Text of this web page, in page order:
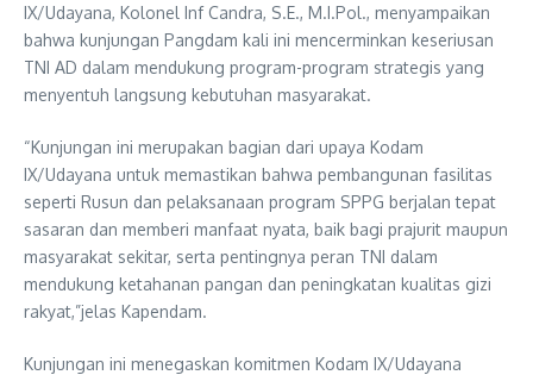
IX/Udayana, Kolonel Inf Candra, S.E., M.I.Pol., menyampaikan
bahwa kunjungan Pangdam kali ini mencerminkan keseriusan
TNI AD dalam mendukung program-program strategis yang
menyentuh langsung kebutuhan masyarakat.
“Kunjungan ini merupakan bagian dari upaya Kodam
IX/Udayana untuk memastikan bahwa pembangunan fasilitas
seperti Rusun dan pelaksanaan program SPPG berjalan tepat
sasaran dan memberi manfaat nyata, baik bagi prajurit maupun
masyarakat sekitar, serta pentingnya peran TNI dalam
mendukung ketahanan pangan dan peningkatan kualitas gizi
rakyat,”jelas Kapendam.
Kunjungan ini menegaskan komitmen Kodam IX/Udayana